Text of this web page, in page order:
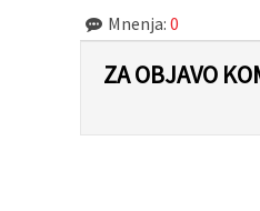
Mnenja: 0
ZA OBJAVO